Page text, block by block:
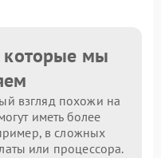
которые мы
взгляд похожи на
иметь более
в сложных
или процессора.